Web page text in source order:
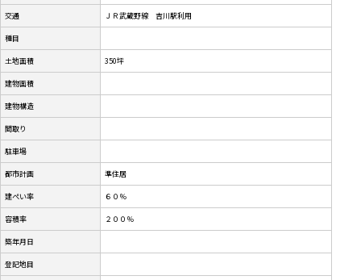
交通 ＪＲ武蔵野線 吉川駅利用
種目
土地面積 350坪
建物面積
建物構造
間取り
駐車場
都市計画 準住居
建ぺい率 ６０％
容積率 ２００％
築年月日
登記地目